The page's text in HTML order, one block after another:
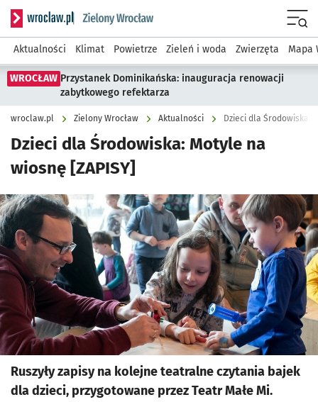
Serwis informacyjny wroclaw.pl podserwis: Środowisko we
Aktualności Klimat Powietrze Zieleń i woda Zwierzęta Mapa
WROCŁAW Przystanek Dominikańska: inauguracja renowacji
zabytkowego refektarza
wroclaw.pl Zielony Wrocław Aktualności Dzieci dla Środowiska:
Dzieci dla Środowiska: Motyle na
wiosnę [ZAPISY]
Kliknij, aby powiększyć
Ruszyły zapisy na kolejne teatralne czytania bajek
dla dzieci, przygotowane przez Teatr Małe Mi.